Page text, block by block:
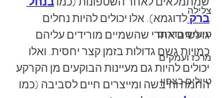
צלילה
טיולים בדרום
מרכז ועמקים
טיולים בצפון
ברק לדוגמא). אלו יכולים להיות נחלים
גועשים אחרי שהשמיים מורידים עליהם
כמויות גשם גדולות בזמן קצר יחסית. ואלו
יכולים להיות גם מעיינות הבוקעים מן הקרקע
החמה והיבשה ומייצרים חיים לסביבה (כמו